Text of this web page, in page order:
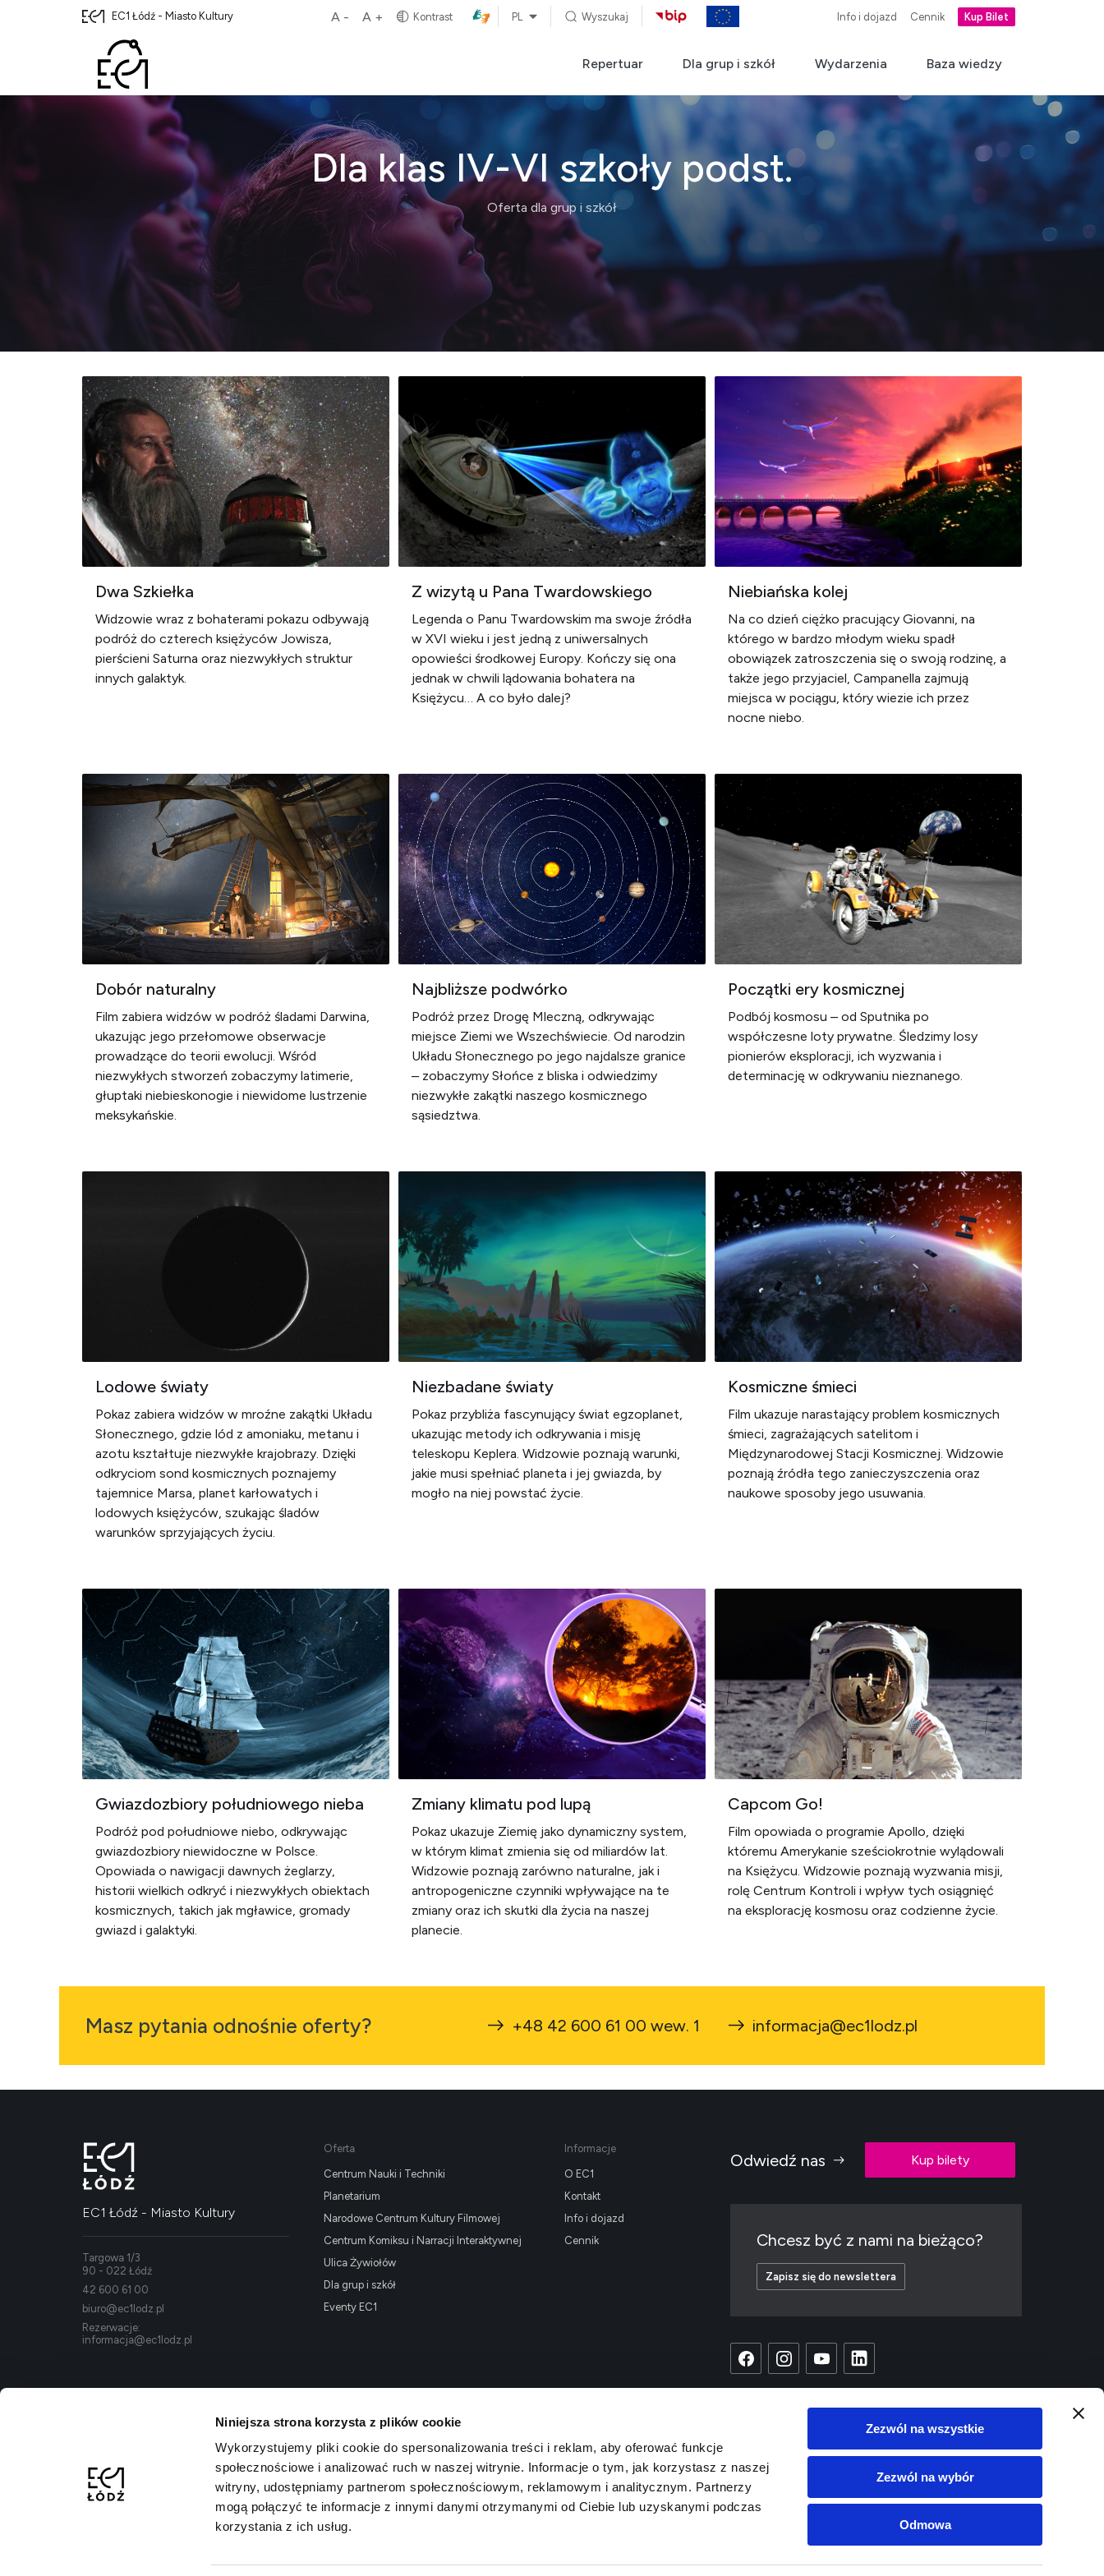
Niniejsza strona korzysta z plików cookie
Wykorzystujemy pliki cookie do spersonalizowania treści i reklam, aby oferować funkcje
społecznościowe i analizować ruch w naszej witrynie. Informacje o tym, jak korzystasz z naszej
witryny, udostępniamy partnerom społecznościowym, reklamowym i analitycznym. Partnerzy
mogą połączyć te informacje z innymi danymi otrzymanymi od Ciebie lub uzyskanymi podczas
korzystania z ich usług.
Zezwól na wszystkie
Zezwól na wybór
Odmowa
EC1 Łódź - Miasto Kultury A - A + Kontrast PL Wyszukaj Info i dojazd Cennik Kup Bilet
Repertuar Dla grup i szkół Wydarzenia Baza wiedzy
Dla klas IV-VI szkoły podst.
Oferta dla grup i szkół
Dwa Szkiełka
Widzowie wraz z bohaterami pokazu odbywają
podróż do czterech księżyców Jowisza,
pierścieni Saturna oraz niezwykłych struktur
innych galaktyk.
Z wizytą u Pana Twardowskiego
Legenda o Panu Twardowskim ma swoje źródła
w XVI wieku i jest jedną z uniwersalnych
opowieści środkowej Europy. Kończy się ona
jednak w chwili lądowania bohatera na
Księżycu… A co było dalej?
Niebiańska kolej
Na co dzień ciężko pracujący Giovanni, na
którego w bardzo młodym wieku spadł
obowiązek zatroszczenia się o swoją rodzinę, a
także jego przyjaciel, Campanella zajmują
miejsca w pociągu, który wiezie ich przez
nocne niebo.
Dobór naturalny
Film zabiera widzów w podróż śladami Darwina,
ukazując jego przełomowe obserwacje
prowadzące do teorii ewolucji. Wśród
niezwykłych stworzeń zobaczymy latimerie,
głuptaki niebieskonogie i niewidome lustrzenie
meksykańskie.
Najbliższe podwórko
Podróż przez Drogę Mleczną, odkrywając
miejsce Ziemi we Wszechświecie. Od narodzin
Układu Słonecznego po jego najdalsze granice
– zobaczymy Słońce z bliska i odwiedzimy
niezwykłe zakątki naszego kosmicznego
sąsiedztwa.
Początki ery kosmicznej
Podbój kosmosu – od Sputnika po
współczesne loty prywatne. Śledzimy losy
pionierów eksploracji, ich wyzwania i
determinację w odkrywaniu nieznanego.
Lodowe światy
Pokaz zabiera widzów w mroźne zakątki Układu
Słonecznego, gdzie lód z amoniaku, metanu i
azotu kształtuje niezwykłe krajobrazy. Dzięki
odkryciom sond kosmicznych poznajemy
tajemnice Marsa, planet karłowatych i
lodowych księżyców, szukając śladów
warunków sprzyjających życiu.
Niezbadane światy
Pokaz przybliża fascynujący świat egzoplanet,
ukazując metody ich odkrywania i misję
teleskopu Keplera. Widzowie poznają warunki,
jakie musi spełniać planeta i jej gwiazda, by
mogło na niej powstać życie.
Kosmiczne śmieci
Film ukazuje narastający problem kosmicznych
śmieci, zagrażających satelitom i
Międzynarodowej Stacji Kosmicznej. Widzowie
poznają źródła tego zanieczyszczenia oraz
naukowe sposoby jego usuwania.
Gwiazdozbiory południowego nieba
Podróż pod południowe niebo, odkrywając
gwiazdozbiory niewidoczne w Polsce.
Opowiada o nawigacji dawnych żeglarzy,
historii wielkich odkryć i niezwykłych obiektach
kosmicznych, takich jak mgławice, gromady
gwiazd i galaktyki.
Zmiany klimatu pod lupą
Pokaz ukazuje Ziemię jako dynamiczny system,
w którym klimat zmienia się od miliardów lat.
Widzowie poznają zarówno naturalne, jak i
antropogeniczne czynniki wpływające na te
zmiany oraz ich skutki dla życia na naszej
planecie.
Capcom Go!
Film opowiada o programie Apollo, dzięki
któremu Amerykanie sześciokrotnie wylądowali
na Księżycu. Widzowie poznają wyzwania misji,
rolę Centrum Kontroli i wpływ tych osiągnięć
na eksplorację kosmosu oraz codzienne życie.
Masz pytania odnośnie oferty? +48 42 600 61 00 wew. 1 informacja@ec1lodz.pl
EC1 Łódź - Miasto Kultury
Targowa 1/3
90 - 022 Łódź
42 600 61 00
biuro@ec1lodz.pl
Rezerwacje:
informacja@ec1lodz.pl
Oferta
Centrum Nauki i Techniki
Planetarium
Narodowe Centrum Kultury Filmowej
Centrum Komiksu i Narracji Interaktywnej
Ulica Żywiołów
Dla grup i szkół
Eventy EC1
Informacje
O EC1
Kontakt
Info i dojazd
Cennik
Odwiedź nas Kup bilety
Chcesz być z nami na bieżąco?
Zapisz się do newslettera
Copyright © 2023 EC1 Projekt i wykonanie: White Tiger